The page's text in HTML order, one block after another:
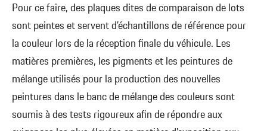
Pour ce faire, des plaques dites de comparaison de lots
sont peintes et servent d’échantillons de référence pour
la couleur lors de la réception finale du véhicule. Les
matières premières, les pigments et les peintures de
mélange utilisés pour la production des nouvelles
peintures dans le banc de mélange des couleurs sont
soumis à des tests rigoureux afin de répondre aux